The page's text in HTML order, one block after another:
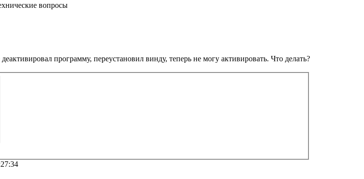
вопросы
программу, переустановил винду, теперь не могу активировать. Что делать?